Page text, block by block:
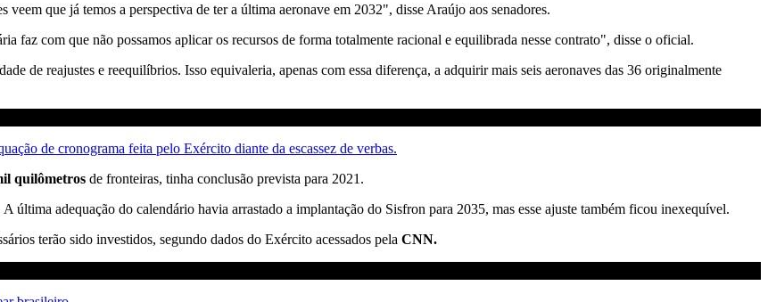
que já temos a perspectiva de ter a última aeronave em 2032", disse Araújo aos senadores.
faz com que não possamos aplicar os recursos de forma totalmente racional e equilibrada nesse contrato", disse o oficial.
de reajustes e reequilíbrios. Isso equivaleria, apenas com essa diferença, a adquirir mais seis aeronaves das 36 originalmente
de cronograma feita pelo Exército diante da escassez de verbas.
quilômetros de fronteiras, tinha conclusão prevista para 2021.
última adequação do calendário havia arrastado a implantação do Sisfron para 2035, mas esse ajuste também ficou inexequível.
terão sido investidos, segundo dados do Exército acessados pela CNN.